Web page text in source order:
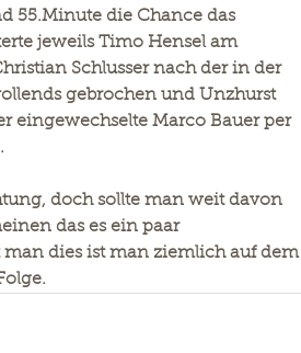
55.Minute die Chance das
jeweils Timo Hensel am
Schlusser nach der in der
gebrochen und Unzhurst
eingewechselte Marco Bauer per
doch sollte man weit davon
das es ein paar
dies ist man ziemlich auf dem